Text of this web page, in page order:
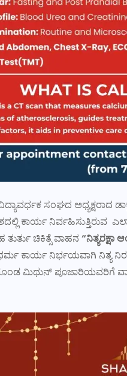
ಸಂಘದ ಅಧ್ಯಕ್ಷರಾದ
ಕಾರ್ಯ ನಿರ್ವಹಿಸುತ್ತಿರುವ
ತುರ್ತು ಚಿಕಿತ್ಸೆ ವಾಹನ “ನಿತ್ಯರಕ್ಷಾ
ಧರ್ಮ ಕಾರ್ಯ ನಿರ್ಭಯವಾಗಿ
ಮಿಥುನ್ ಪೂಜಾರಿಯವರಿಗೆ